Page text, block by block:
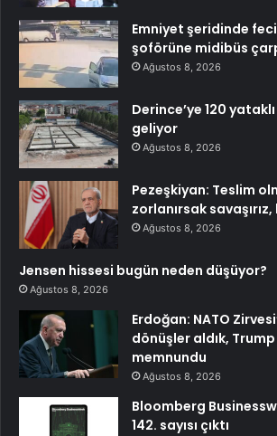
Emniyet şeridinde
şoförüne midibüs
Ağustos 8, 2026
Derince’ye 120
geliyor
Ağustos 8, 2026
Pezeşkiyan: Teslim
zorlanırsak
Ağustos 8, 2026
Jensen hissesi bugün neden düşüyor?
Ağustos 8, 2026
Erdoğan: NATO
dönüşler aldık,
memnundu
Ağustos 8, 2026
Bloomberg
142. sayısı çıktı